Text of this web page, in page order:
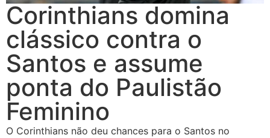
Corinthians domina
clássico contra o
Santos e assume
ponta do Paulistão
Feminino
O Corinthians não deu chances para o Santos no